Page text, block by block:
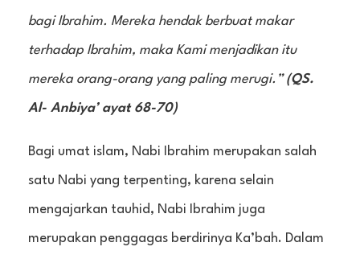
bagi Ibrahim. Mereka hendak berbuat makar
terhadap Ibrahim, maka Kami menjadikan itu
mereka orang-orang yang paling merugi.” (QS.
Al- Anbiya’ ayat 68-70)
Bagi umat islam, Nabi Ibrahim merupakan salah
satu Nabi yang terpenting, karena selain
mengajarkan tauhid, Nabi Ibrahim juga
merupakan penggagas berdirinya Ka’bah. Dalam